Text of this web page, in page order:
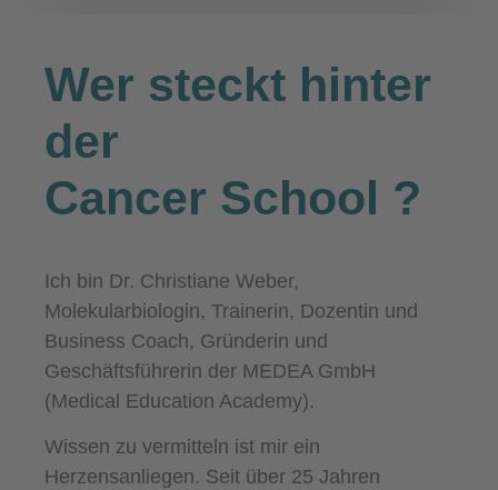
Wer steckt hinter
der
Cancer School ?
Ich bin Dr. Christiane Weber,
Molekularbiologin, Trainerin, Dozentin und
Business Coach, Gründerin und
Geschäftsführerin der MEDEA GmbH
(Medical Education Academy).
Wissen zu vermitteln ist mir ein
Herzensanliegen. Seit über 25 Jahren